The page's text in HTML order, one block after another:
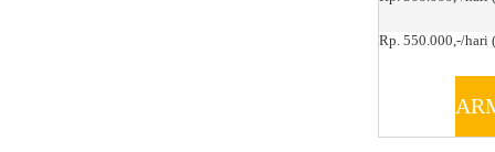
Rp. 550.000,-/hari